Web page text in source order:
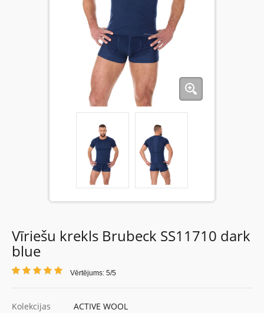
Vīriešu krekls Brubeck SS11710 dark
blue
Vērtējums: 5/5
Kolekcijas
ACTIVE WOOL